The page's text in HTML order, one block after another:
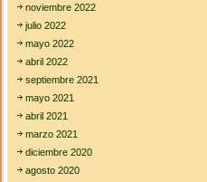
d
n
í
g
n
noviembre 2022
julio 2022
mayo 2022
abril 2022
septiembre 2021
mayo 2021
abril 2021
marzo 2021
diciembre 2020
agosto 2020